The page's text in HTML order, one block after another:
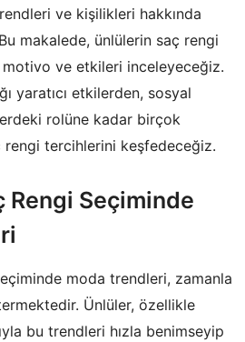
ve kişilikleri hakkında
makalede, ünlülerin saç rengi
motivo ve etkileri inceleyeceğiz.
yaratıcı etkilerden, sosyal
rolüne kadar birçok
rengi tercihlerini keşfedeceğiz.
Rengi Seçiminde
moda trendleri, zamanla
Ünlüler, özellikle
bu trendleri hızla benimseyip